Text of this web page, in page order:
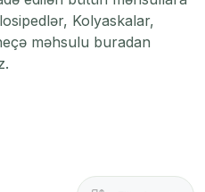
Kolyaskalar,
məhsulu buradan